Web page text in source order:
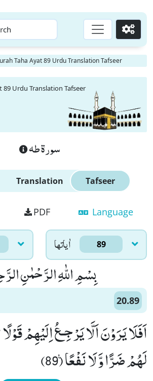
Go
Taha Ayat 89 Urdu Translation Tafseer
89 Urdu Translation Tafseer
سورة طه
Translation Tafseer
PDF Language
اٰياتها 89
بِسْمِ اللّٰهِ الرَّحْمٰنِ
20.89
اَفَلَا یَرَوْنَ اَلَّا یَرْجِـعُ اِلَیْهِمْ
لَهُمْ ضَرًّا وَّ لَا نَفْعًا۠ (89)